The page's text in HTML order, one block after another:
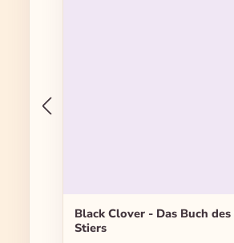
Black Clover - Das Buch
Stiers